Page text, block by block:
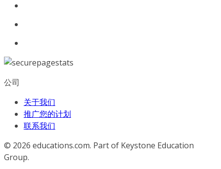
公司
关于我们
推广您的计划
联系我们
© 2026 educations.com. Part of Keystone Education
Group.